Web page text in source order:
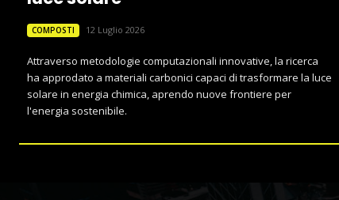
COMPOSTI 12 Luglio 2026
Attraverso metodologie computazionali innovative, la ricerca
ha approdato a materiali carbonici capaci di trasformare la luce
solare in energia chimica, aprendo nuove frontiere per
l'energia sostenibile.